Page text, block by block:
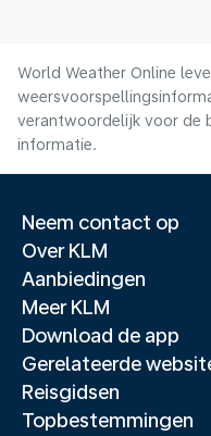
World Weather Online
verantwoordelijk voor de
informatie.
Neem contact op
Over KLM
Aanbiedingen
Meer KLM
Download de app
Gerelateerde
Reisgidsen
Topbestemmingen